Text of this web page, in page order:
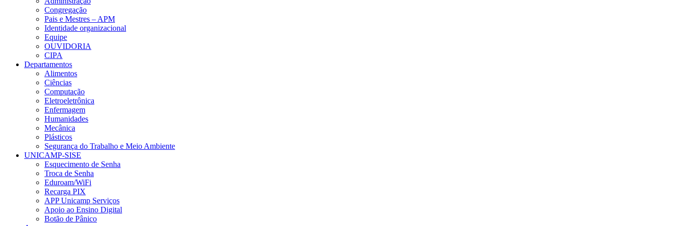
Congregação
Pais e Mestres – APM
Identidade organizacional
Equipe
OUVIDORIA
CIPA
Departamentos
Alimentos
Ciências
Computação
Eletroeletrônica
Enfermagem
Humanidades
Mecânica
Plásticos
Segurança do Trabalho e Meio Ambiente
UNICAMP-SISE
Esquecimento de Senha
Troca de Senha
Eduroam/WiFi
Recarga PIX
APP Unicamp Serviços
Apoio ao Ensino Digital
Botão de Pânico